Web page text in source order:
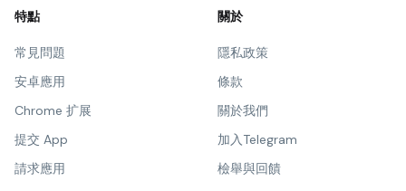
特點
常見問題
安卓應用
Chrome 扩展
提交 App
請求應用
關於
隱私政策
條款
關於我們
加入Telegram
檢舉與回饋